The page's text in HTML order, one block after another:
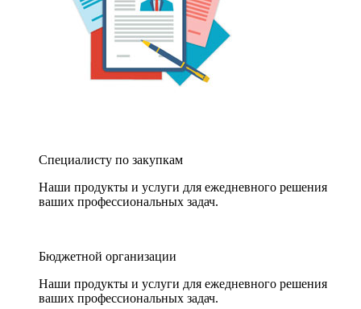
Специалисту по закупкам
Наши продукты и услуги для ежедневного решения
ваших профессиональных задач.
Бюджетной организации
Наши продукты и услуги для ежедневного решения
ваших профессиональных задач.